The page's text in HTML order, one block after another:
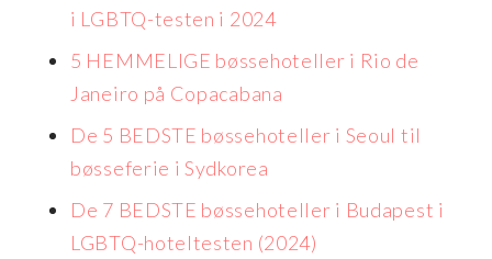
i LGBTQ-testen i 2024
5 HEMMELIGE bøssehoteller i Rio de
Janeiro på Copacabana
De 5 BEDSTE bøssehoteller i Seoul til
bøsseferie i Sydkorea
De 7 BEDSTE bøssehoteller i Budapest i
LGBTQ-hoteltesten (2024)